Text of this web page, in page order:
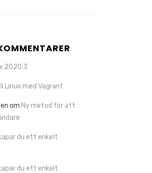
2020.3
Linux med Vagrant
om Ny metod för att
du ett enkelt
du ett enkelt